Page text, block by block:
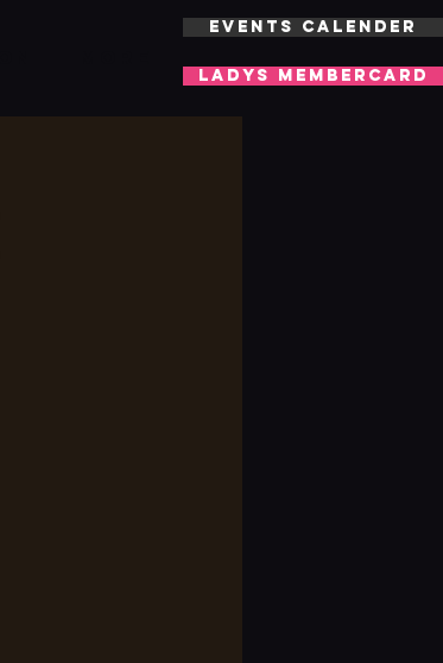
LADYS MEMBERCARD
EVENTS CALENDER